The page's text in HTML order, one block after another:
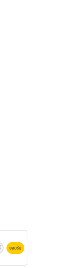
ยอมรับ